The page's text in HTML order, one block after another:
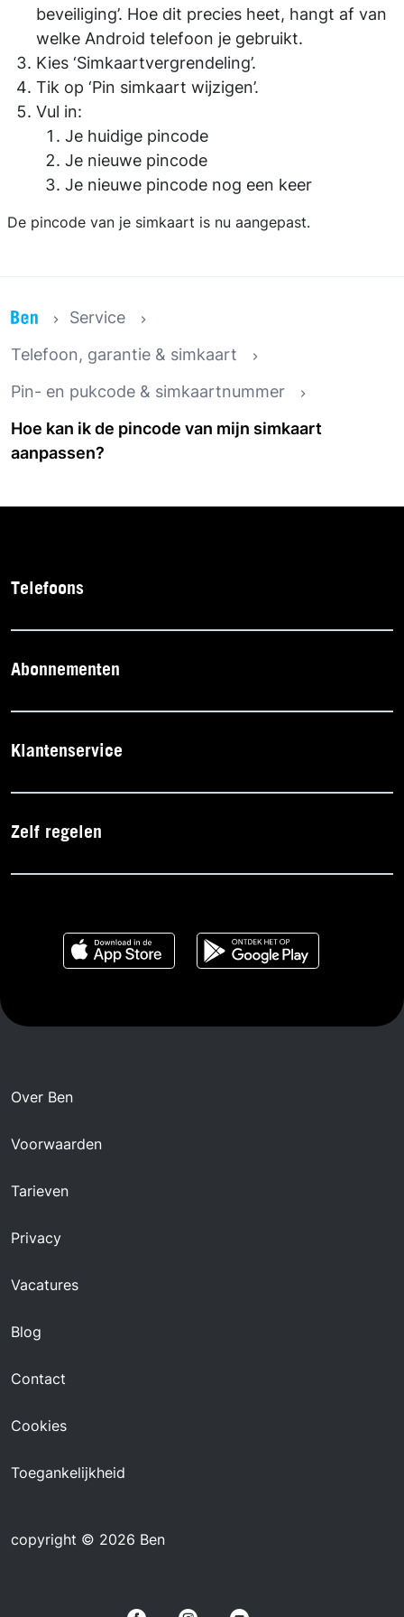
beveiliging’. Hoe dit precies heet, hangt af van
welke Android telefoon je gebruikt.
Kies ‘Simkaartvergrendeling’.
Tik op ‘Pin simkaart wijzigen’.
Vul in:
Je huidige pincode
Je nieuwe pincode
Je nieuwe pincode nog een keer
De pincode van je simkaart is nu aangepast.
Service
Telefoon, garantie & simkaart
Pin- en pukcode & simkaartnummer
Hoe kan ik de pincode van mijn simkaart
aanpassen?
Telefoons
Abonnementen
Klantenservice
Zelf regelen
Over Ben
Voorwaarden
Tarieven
Privacy
Vacatures
Blog
Contact
Cookies
Toegankelijkheid
copyright © 2026 Ben